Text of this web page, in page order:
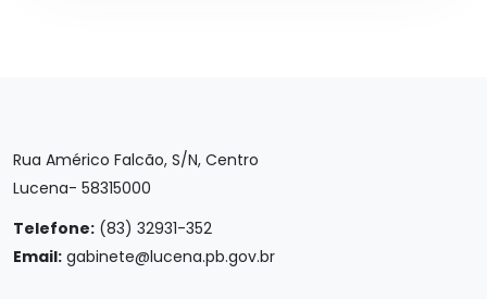
Rua Américo Falcão, S/N, Centro
Lucena- 58315000
Telefone: (83) 32931-352
Email: gabinete@lucena.pb.gov.br